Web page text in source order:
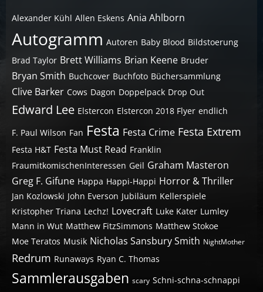
Alexander Kühl Allen Eskens Ania Ahlborn
Autogramm Autoren Baby Blood Bildstoerung
Brad Taylor Brett Williams Brian Keene Bruder
Bryan Smith Buchcover Buchfoto Büchersammlung
Clive Barker Cows Dagon Doppelpack Drop Out
Edward Lee Elstercon Elstercon 2018 Flyer endlich
F. Paul Wilson Fan Festa Festa Crime Festa Extrem
Festa H&T Festa Must Read Franklin
FraumitkomischenInteressen Geil Graham Masteron
Greg F. Gifune Happa Happi-Happi Horror & Thriller
Jan Kozlowski John Everson Jubiläum Kellerspiele
Kristopher Triana Lechz! Lovecraft Luke Kater Lumley
Mann in Wut Matthew FitzSimmons Matthew Stokoe
Moe Teratos Musik Nicholas Sansbury Smith NightMother
Redrum Runaways Ryan C. Thomas
Sammlerausgaben scary Schni-schna-schnappi